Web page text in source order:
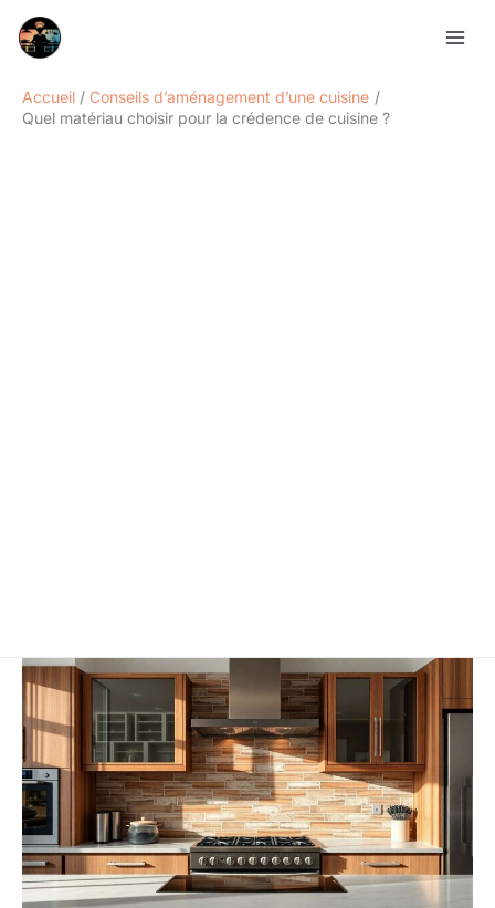
Accueil
Conseils d’aménagement d’une cuisine
Quel matériau choisir pour la crédence de cuisine ?
Rechercher